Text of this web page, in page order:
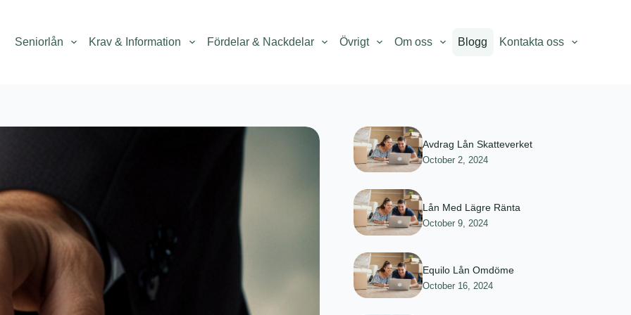
Seniorlån Krav & Information Fördelar & Nackdelar Övrigt Om oss Blogg Kontakta oss
Avdrag Lån Skatteverket
October 2, 2024
Lån Med Lägre Ränta
October 9, 2024
Equilo Lån Omdöme
October 16, 2024